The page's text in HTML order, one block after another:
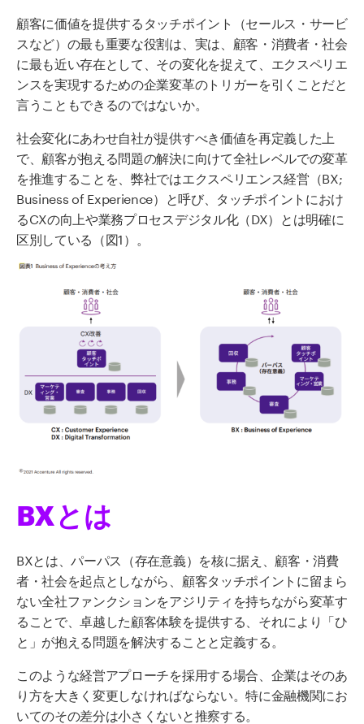
顧客に価値を提供するタッチポイント（セールス・サービ
スなど）の最も重要な役割は、実は、顧客・消費者・社会
に最も近い存在として、その変化を捉えて、エクスペリエ
ンスを実現するための企業変革のトリガーを引くことだと
言うこともできるのではないか。
社会変化にあわせ自社が提供すべき価値を再定義した上
で、顧客が抱える問題の解決に向けて全社レベルでの変革
を推進することを、弊社ではエクスペリエンス経営（BX;
Business of Experience）と呼び、タッチポイントにおけ
るCXの向上や業務プロセスデジタル化（DX）とは明確に
区別している（図1）。
BXとは
BXとは、パーパス（存在意義）を核に据え、顧客・消費
者・社会を起点としながら、顧客タッチポイントに留まら
ない全社ファンクションをアジリティを持ちながら変革す
ることで、卓越した顧客体験を提供する、それにより「ひ
と」が抱える問題を解決することと定義する。
このような経営アプローチを採用する場合、企業はそのあ
り方を大きく変更しなければならない。特に金融機関にお
いてのその差分は小さくないと推察する。